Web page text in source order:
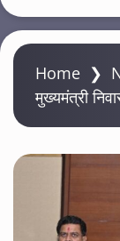
Home ❯
मुख्यमंत्री